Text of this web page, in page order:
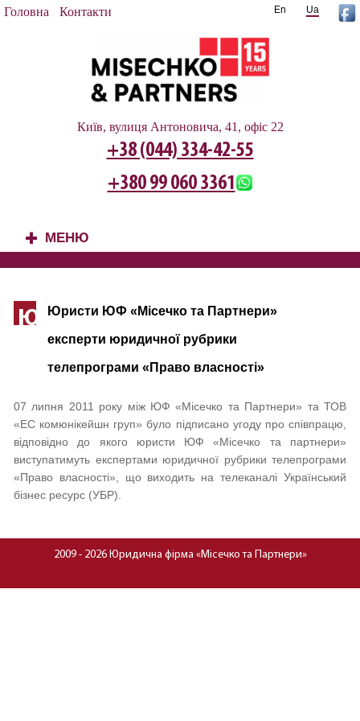
Головна Контакти Ua
En
Київ, вулиця Антоновича, 41, офіс 22
+38 (044) 334-42-55
+380 99 060 3361
+ МЕНЮ
Ю Юристи ЮФ «Місечко та Партнери»
експерти юридичної рубрики
телепрограми «Право власності»
07 липня 2011 року між ЮФ «Місечко та Партнери» та ТОВ
«ЕС комюнікейшн груп» було підписано угоду про співпрацю,
відповідно до якого юристи ЮФ «Місечко та партнери»
виступатимуть експертами юридичної рубрики телепрограми
«Право власності», що виходить на телеканалі Український
бізнес ресурс (УБР).
2009 - 2026 Юридична фірма «Місечко та Партнери»